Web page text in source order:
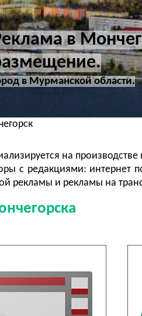
в
в Мурманской области.
на
с редакциями: интернет
рекламы и рекламы на